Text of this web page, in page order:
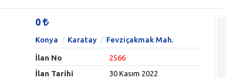
0
Konya Karatay Fevziçakmak Mah.
İlan No
2566
İlan Tarihi
30 Kasım 2022